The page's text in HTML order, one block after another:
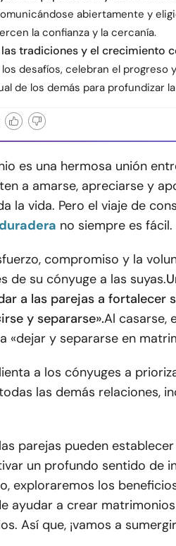
abiertamente y
la confianza y la cercanía.
tradiciones y el crecimiento
desafíos, celebran el progreso
de los demás para profundizar
es una hermosa unión
a amarse, apreciarse y
la vida. Pero el viaje de
no siempre es fácil.
compromiso y la
de su cónyuge a las suyas.
a las parejas a fortalecer
y separarse».Al casarse,
«dejar y separarse en
a los cónyuges a
las demás relaciones,
parejas pueden
un profundo sentido de
exploraremos los
ayudar a crear
Así que, ¡vamos a